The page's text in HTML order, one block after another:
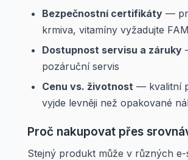
Bezpečnostní certifikáty —
krmiva, vitamíny vyžadujte
Dostupnost servisu a záruky
pozáruční servis
Cenu vs. životnost — kvalitní
vyjde levněji než opakované
Proč nakupovat přes
Stejný produkt může v různých